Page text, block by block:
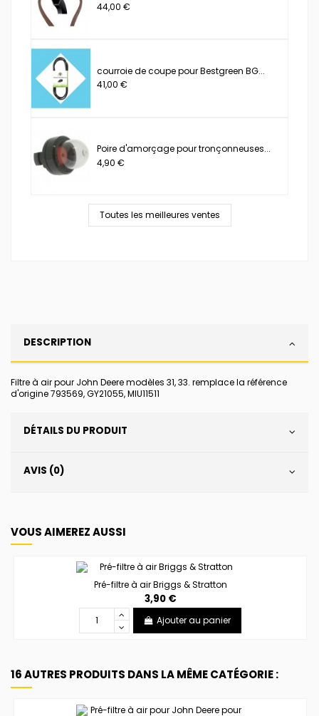
44,00 €
courroie de coupe pour Bestgreen BG...
41,00 €
Poire d'amorçage pour tronçonneuses...
4,90 €
Toutes les meilleures ventes
DESCRIPTION
Filtre à air pour John Deere modèles 31, 33. remplace la référence
d'origine 793569, GY21055, MIU11511
DÉTAILS DU PRODUIT
AVIS (0)
VOUS AIMEREZ AUSSI
Pré-filtre à air Briggs & Stratton
3,90 €
Ajouter au panier
16 AUTRES PRODUITS DANS LA MÊME CATÉGORIE :